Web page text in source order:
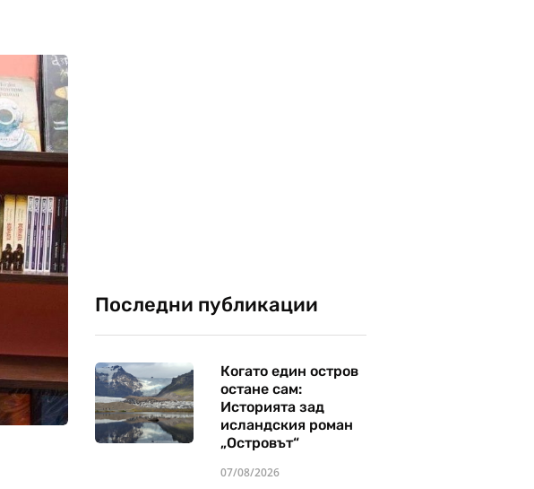
Последни публикации
Когато един остров
остане сам:
Историята зад
исландския роман
„Островът“
07/08/2026